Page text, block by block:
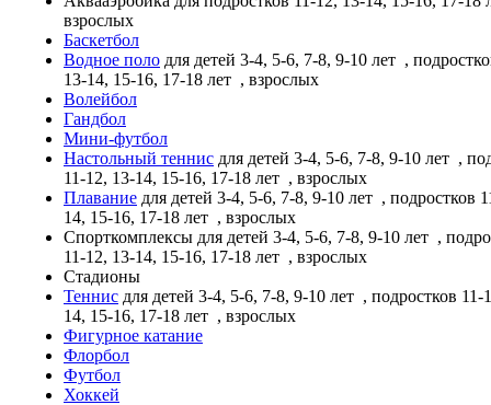
взрослых
Баскетбол
Водное поло для детей 3-4, 5-6, 7-8, 9-10 лет ,
13-14, 15-16, 17-18 лет , взрослых
Волейбол
Гандбол
Мини-футбол
Настольный теннис для детей 3-4, 5-6, 7-8, 9-10 лет ,
11-12, 13-14, 15-16, 17-18 лет , взрослых
Плавание для детей 3-4, 5-6, 7-8, 9-10 лет , подростков
14, 15-16, 17-18 лет , взрослых
Спорткомплексы для детей 3-4, 5-6, 7-8, 9-10 лет ,
11-12, 13-14, 15-16, 17-18 лет , взрослых
Стадионы
Теннис для детей 3-4, 5-6, 7-8, 9-10 лет , подростков 11-
14, 15-16, 17-18 лет , взрослых
Фигурное катание
Флорбол
Футбол
Хоккей